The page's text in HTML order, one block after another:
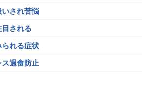
され苦悩
される
れる症状
過食防止